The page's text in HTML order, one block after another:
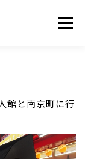
メニュー
館と南京町に行